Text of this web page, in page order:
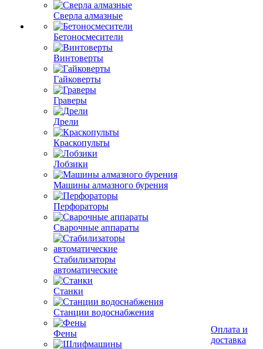
Сверла алмазные
Бетоносмесители
Винтоверты
Гайковерты
Граверы
Дрели
Краскопульты
Лобзики
Машины алмазного бурения
Перфораторы
Сварочные аппараты
Стабилизаторы
автоматические
Станки
Станции водоснабжения
Фены
Оплата и
доставка